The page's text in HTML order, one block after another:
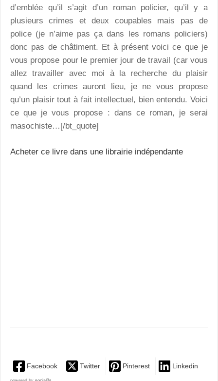
d’emblée qu’il s’agit d’un roman policier, qu’il y a
plusieurs crimes et deux coupables mais pas de
police (je n’aime pas ça dans les romans policiers)
donc pas de châtiment. Et à présent voici ce que je
vous propose pour le premier jour de travail (car vous
allez travailler avec moi à la recherche du plaisir
quand les crimes auront lieu, je ne vous propose
qu’un plaisir tout à fait intellectuel, bien entendu. Voici
ce que je vous propose : dans ce roman, je serai
masochiste…[/bt_quote]
Acheter ce livre dans une librairie indépendante
Facebook Twitter Pinterest Linkedin